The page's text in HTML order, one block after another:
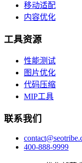
移动适配
内容优化
工具资源
性能测试
图片优化
代码压缩
MIP工具
联系我们
400-888-9999